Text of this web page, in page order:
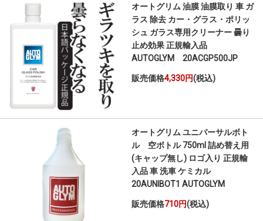
オートグリム 油膜 油膜取り 車 ガ
ラス 除去 カー・グラス・ポリッ
シュ ガラス専用クリーナー 曇り
止め効果 正規輸入品
AUTOGLYM 20ACGP500JP
販売価格4,330円(税込)
オートグリム ユニバーサルボト
ル 空ボトル 750ml 詰め替え用
(キャップ無し) ロゴ入り 正規輸
入品 車 洗車 ケミカル
20AUNIBOT1 AUTOGLYM
販売価格710円(税込)